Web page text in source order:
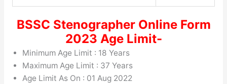
BSSC Stenographer Online Form
2023 Age Limit-
Minimum Age Limit : 18 Years
Maximum Age Limit : 37 Years
Age Limit As On : 01 Aug 2022